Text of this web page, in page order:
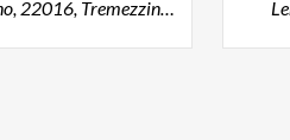
Statale, loc. Lenno, 22016, Tremezzina (CO)